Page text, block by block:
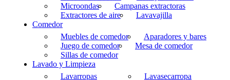
Microondas
Campanas extractoras
Extractores de aire
Lavavajilla
Comedor
Muebles de comedor
Aparadores y bares
Juego de comedor
Mesa de comedor
Sillas de comedor
Lavado y Limpieza
Lavarropas
Lavasecarropa